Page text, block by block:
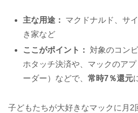
主な用途：
マクドナルド、サ
き家など
ここがポイント：
対象のコン
ホタッチ決済や、マックのア
ーダー）などで、常時7％還元
子どもたちが大好きなマックに月2